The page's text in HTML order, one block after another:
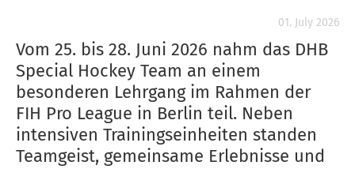
01. July 2026
Vom 25. bis 28. Juni 2026 nahm das DHB
Special Hockey Team an einem
besonderen Lehrgang im Rahmen der
FIH Pro League in Berlin teil. Neben
intensiven Trainingseinheiten standen
Teamgeist, gemeinsame Erlebnisse und